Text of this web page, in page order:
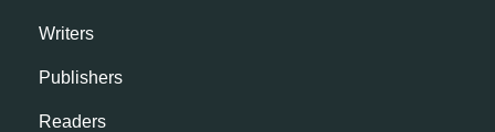
Writers
Publishers
Readers